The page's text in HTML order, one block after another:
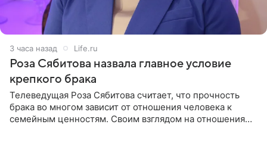
3 часа назад Life.ru
Роза Сябитова назвала главное условие
крепкого брака
Телеведущая Роза Сябитова считает, что прочность
брака во многом зависит от отношения человека к
семейным ценностям. Своим взглядом на отношения